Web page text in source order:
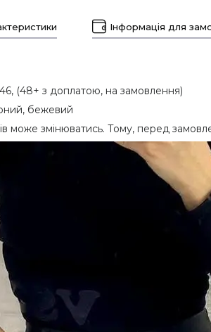
Інформація для
(48+ з доплатою, на замовлення)
бежевий
може змінюватись. Тому, перед